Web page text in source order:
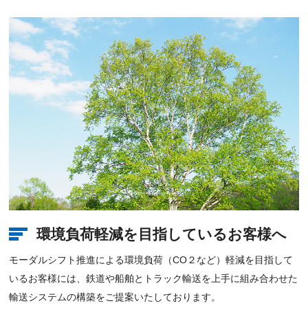
環境負荷軽減を⽬指しているお客様へ
モーダルシフト推進による環境負荷（CO２など）軽減を⽬指して
いるお客様には、鉄道や船舶とトラック輸送を上⼿に組み合わせた
輸送システムの構築をご提案いたしております。